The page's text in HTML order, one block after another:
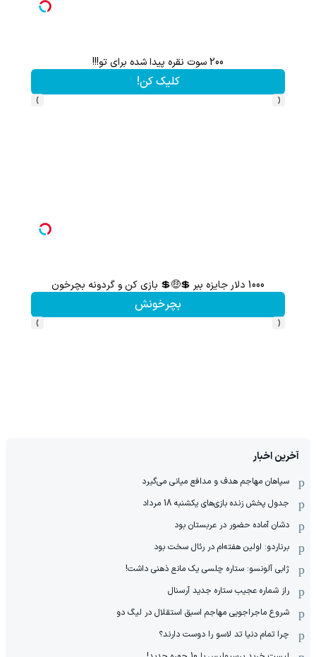
200 سوت نقره پیدا شده برای تو!!!
کلیک کن!
‹
›
1000 دلار جایزه ببر 💲🤑💲 بازی کن و گردونه بچرخون
بچرخونش
‹
›
آخرین اخبار
سپاهان مهاجم هدف و مدافع میانی می‌گیرد
جدول پخش زنده بازی‌های یکشنبه 18 مرداد
دشان آماده حضور در عربستان بود
برناردو: اولین هفته‌ام در رئال سخت بود
ژابی آلونسو: ستاره چلسی یک مانع ذهنی داشت!
راز شماره عجیب ستاره جدید آرسنال
شروع ماجراجویی مهاجم اسبق استقلال در لیگ دو
چرا تمام دنیا تد لاسو را دوست دارند؟